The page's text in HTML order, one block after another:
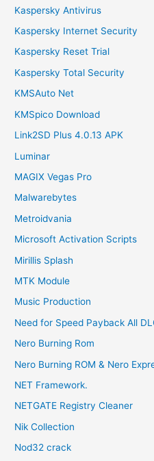
Kaspersky Antivirus
Kaspersky Internet Security
Kaspersky Reset Trial
Kaspersky Total Security
KMSAuto Net
KMSpico Download
Link2SD Plus 4.0.13 APK
Luminar
MAGIX Vegas Pro
Malwarebytes
Metroidvania
Microsoft Activation Scripts
Mirillis Splash
MTK Module
Music Production
Need for Speed Payback All
Nero Burning Rom
Nero Burning ROM & Nero
NET Framework.
NETGATE Registry Cleaner
Nik Collection
Nod32 crack